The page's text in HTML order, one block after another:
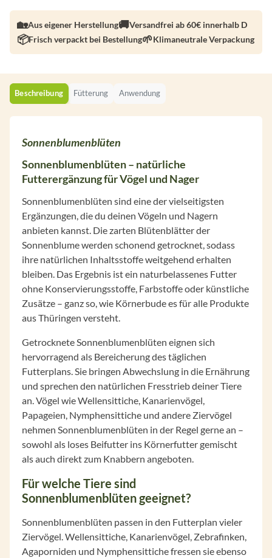
Aus eigener Herstellung
Versandfrei ab 60€ innerhalb D
Frisch verpackt bei Bestellung
Klimaneutrale Verpackung
Beschreibung Fütterung Anwendung
Sonnenblumenblüten
Sonnenblumenblüten – natürliche
Futterergänzung für Vögel und Nager
Sonnenblumenblüten sind eine der vielseitigsten
Ergänzungen, die du deinen Vögeln und Nagern
anbieten kannst. Die zarten Blütenblätter der
Sonnenblume werden schonend getrocknet, sodass
ihre natürlichen Inhaltsstoffe weitgehend erhalten
bleiben. Das Ergebnis ist ein naturbelassenes Futter
ohne Konservierungsstoffe, Farbstoffe oder künstliche
Zusätze – ganz so, wie Körnerbude es für alle Produkte
aus Thüringen versteht.
Getrocknete Sonnenblumenblüten eignen sich
hervorragend als Bereicherung des täglichen
Futterplans. Sie bringen Abwechslung in die Ernährung
und sprechen den natürlichen Fresstrieb deiner Tiere
an. Vögel wie Wellensittiche, Kanarienvögel,
Papageien, Nymphensittiche und andere Ziervögel
nehmen Sonnenblumenblüten in der Regel gerne an –
sowohl als loses Beifutter ins Körnerfutter gemischt
als auch direkt zum Knabbern angeboten.
Für welche Tiere sind
Sonnenblumenblüten geeignet?
Sonnenblumenblüten passen in den Futterplan vieler
Ziervögel. Wellensittiche, Kanarienvögel, Zebrafinken,
Agaporniden und Nymphensittiche fressen sie ebenso